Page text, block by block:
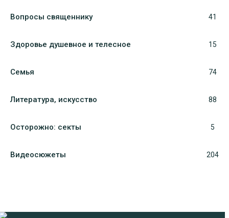
Вопросы священнику 41
Здоровье душевное и телесное 15
Семья 74
Литература, искуcство 88
Осторожно: секты 5
Видеосюжеты 204